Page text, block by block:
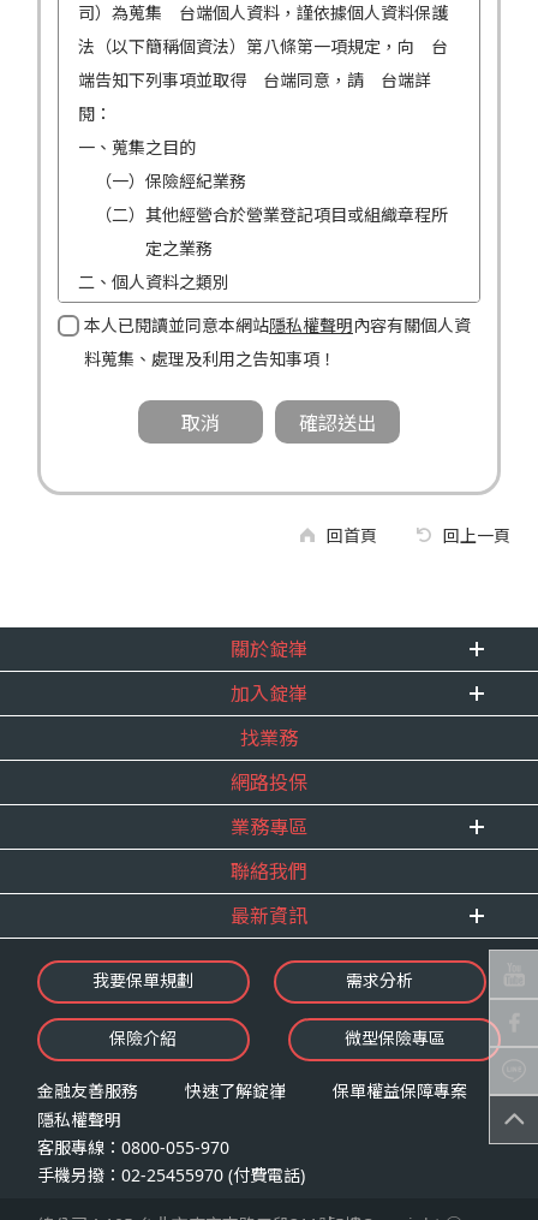
司）為蒐集 台端個人資料，謹依據個人資料保護
法（以下簡稱個資法）第八條第一項規定，向 台
端告知下列事項並取得 台端同意，請 台端詳
閱：
一、蒐集之目的
（一）保險經紀業務
（二）其他經營合於營業登記項目或組織章程所
定之業務
二、個人資料之類別
（一）姓名
（二）性別
三、個人資料利用之期間、地區、對象及方式
（一）期間：蒐集之目的存續期間及依法令規定
（四）方式：自動化機器或其他非自動化之方
四、當事人依個資法第三條規定得行使之權利及方
（一）當事人得行使之權利
台端就錠嵂公司向 台端所蒐集之個人資
料，得向錠嵂公司行使下列權利，除法令
另有規定或履行契約所必要外，錠嵂公司
查詢或請求閱覽。
請求製給複製本。
請求補充或更正。
請求停止蒐集、處理或利用。
請求刪除。
（二）當事人行使權利之方式
台端如欲行使上述權利時，得以書面方式
向錠嵂公司申請，申請書面送達地址：台
本人已閱讀並同意本網站隱私權聲明內容有關個人資
料蒐集、處理及利用之告知事項！
回首頁 回上一頁
關於錠嵂
企業資訊
重要事跡
得獎紀錄
服務宣言
合作夥伴
加入錠嵂
內勤招聘
精英招募
年度增員計畫
找業務
網路投保
業務專區
E 線資源網
聯絡我們
最新資訊
最新消息
錠嵂焦點
影音頻道
業務資源分享
我要保單規劃 需求分析
保險介紹 微型保險專區
金融友善服務 快速了解錠嵂
保單權益保障專案
隱私權聲明
客服專線：0800-055-970
手機另撥：02-25455970 (付費電話)